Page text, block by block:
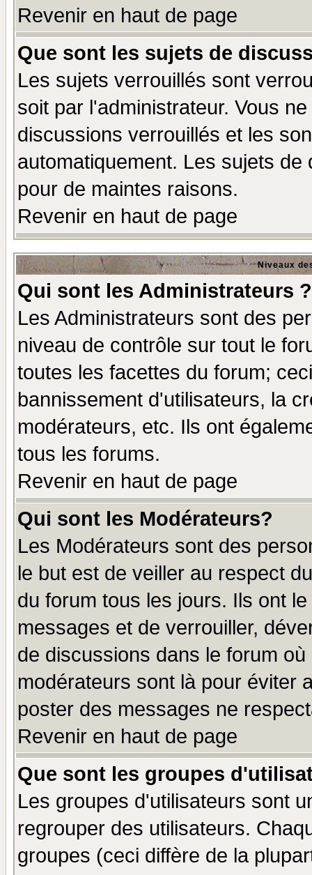
Revenir en haut de page
Que sont les sujets de
Les sujets verrouillés sont
soit par l'administrateur. Vous
discussions verrouillés et les
automatiquement. Les sujets
pour de maintes raisons.
Revenir en haut de page
Niveaux
Qui sont les Administrateurs ?
Les Administrateurs sont des
niveau de contrôle sur tout le
toutes les facettes du forum;
bannissement d'utilisateurs, la
modérateurs, etc. Ils ont
tous les forums.
Revenir en haut de page
Qui sont les Modérateurs?
Les Modérateurs sont des
le but est de veiller au respect
du forum tous les jours. Ils ont
messages et de verrouiller,
de discussions dans le forum
modérateurs sont là pour éviter
poster des messages ne
Revenir en haut de page
Que sont les groupes
Les groupes d'utilisateurs sont
regrouper des utilisateurs.
groupes (ceci diffère de la